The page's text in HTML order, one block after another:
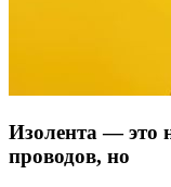
Изолента — это
проводов, но